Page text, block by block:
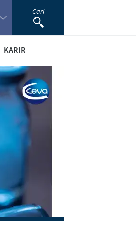
Cari
KARIR
kami
kami